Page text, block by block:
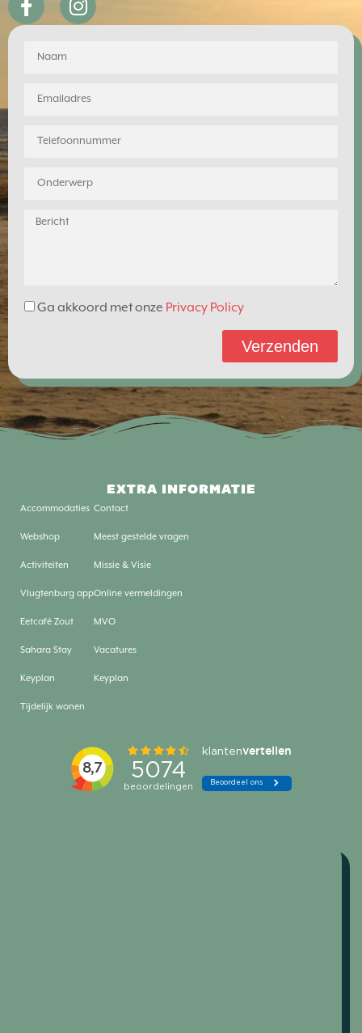
Ga akkoord met onze Privacy Policy
Verzenden
EXTRA INFORMATIE
Accommodaties
Webshop
Activiteiten
Vlugtenburg app
Eetcafé Zout
Sahara Stay
Keyplan
Tijdelijk wonen
Contact
Meest gestelde vragen
Missie & Visie
Online vermeldingen
MVO
Vacatures
Keyplan